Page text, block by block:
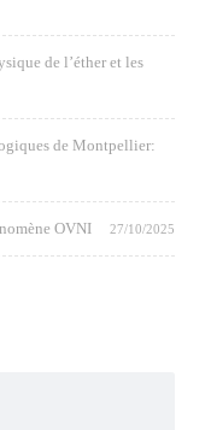
de l’éther et les
de Montpellier:
OVNI 27/10/2025